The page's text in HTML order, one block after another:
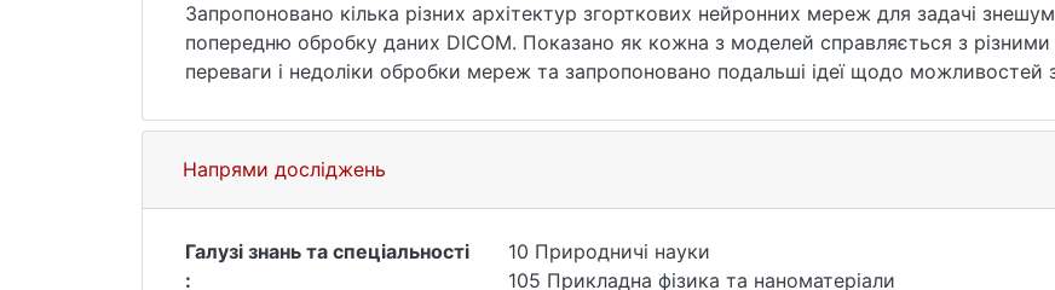
Запропоновано кілька різних архітектур згорткових нейронних мереж для задачі
попередню обробку даних DICOM. Показано як кожна з моделей справляється з
переваги і недоліки обробки мереж та запропоновано подальші ідеї щодо можливостей
Ключові слова: згорткові нейронні мережі, штучний інтелект, МРТ, шум, автоенкодери,
Напрями досліджень
Галузі знань та спеціальності
:
10 Природничі науки
105 Прикладна фізика та наноматеріали